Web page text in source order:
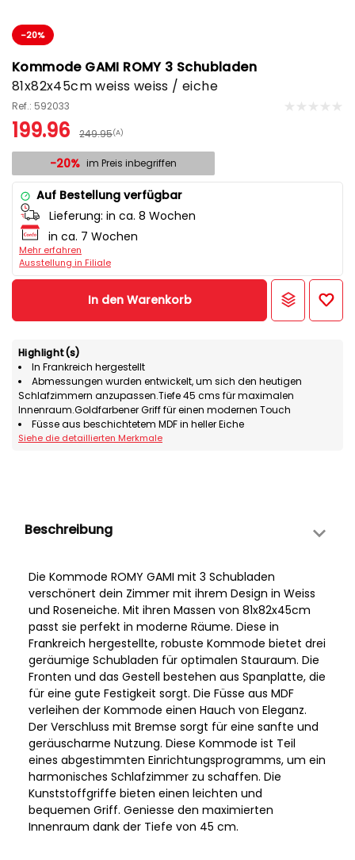
-20%
Kommode GAMI ROMY 3 Schubladen
81x82x45cm weiss weiss / eiche
Ref.: 592033
199.96 249.95(A)
-20% im Preis inbegriffen
Auf Bestellung verfügbar
Lieferung: in ca. 8 Wochen
in ca. 7 Wochen
Mehr erfahren
Ausstellung in Filiale
In den Warenkorb
Highlight(s)
In Frankreich hergestellt
Abmessungen wurden entwickelt, um sich den heutigen
Schlafzimmern anzupassen.Tiefe 45 cms für maximalen
Innenraum.Goldfarbener Griff für einen modernen Touch
Füsse aus beschichtetem MDF in heller Eiche
Siehe die detaillierten Merkmale
Beschreibung
Die Kommode ROMY GAMI mit 3 Schubladen
verschönert dein Zimmer mit ihrem Design in Weiss
und Roseneiche. Mit ihren Massen von 81x82x45cm
passt sie perfekt in moderne Räume. Diese in
Frankreich hergestellte, robuste Kommode bietet drei
geräumige Schubladen für optimalen Stauraum. Die
Fronten und das Gestell bestehen aus Spanplatte, die
für eine gute Festigkeit sorgt. Die Füsse aus MDF
verleihen der Kommode einen Hauch von Eleganz.
Der Verschluss mit Bremse sorgt für eine sanfte und
geräuscharme Nutzung. Diese Kommode ist Teil
eines abgestimmten Einrichtungsprogramms, um ein
harmonisches Schlafzimmer zu schaffen. Die
Kunststoffgriffe bieten einen leichten und
bequemen Griff. Geniesse den maximierten
Innenraum dank der Tiefe von 45 cm.